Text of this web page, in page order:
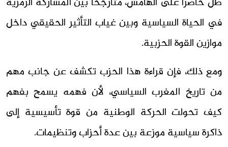
في الحياة السياسية وبين غياب التأثير الحقيقي داخل
موازين القوة الحزبية.
ومع ذلك، فإن قراءة هذا الحزب تكشف عن جانب مهم
من تاريخ المغرب السياسي، لأن فهمه يسمح بفهم
كيف تحولت الحركة الوطنية من قوة تأسيسية إلى
ذاكرة سياسية موزعة بين عدة أحزاب وتنظيمات.